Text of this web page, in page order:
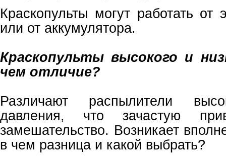
Краскопульты могут работать от
или от аккумулятора.
Краскопульты высокого и
чем отличие?
Различают распылители
давления, что зачастую
замешательство. Возникает
в чем разница и какой выбрать?